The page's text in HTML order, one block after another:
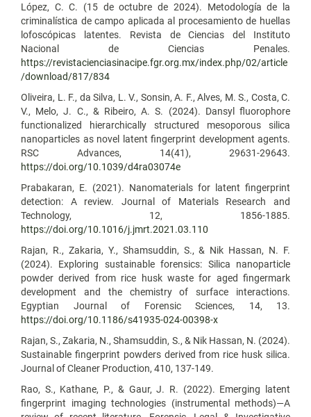
López, C. C. (15 de octubre de 2024). Metodología de la
criminalística de campo aplicada al procesamiento de huellas
lofoscópicas latentes. Revista de Ciencias del Instituto
Nacional de Ciencias Penales.
https://revistacienciasinacipe.fgr.org.mx/index.php/02/article
/download/817/834
Oliveira, L. F., da Silva, L. V., Sonsin, A. F., Alves, M. S., Costa, C.
V., Melo, J. C., & Ribeiro, A. S. (2024). Dansyl fluorophore
functionalized hierarchically structured mesoporous silica
nanoparticles as novel latent fingerprint development agents.
RSC Advances, 14(41), 29631-29643.
https://doi.org/10.1039/d4ra03074e
Prabakaran, E. (2021). Nanomaterials for latent fingerprint
detection: A review. Journal of Materials Research and
Technology, 12, 1856-1885.
https://doi.org/10.1016/j.jmrt.2021.03.110
Rajan, R., Zakaria, Y., Shamsuddin, S., & Nik Hassan, N. F.
(2024). Exploring sustainable forensics: Silica nanoparticle
powder derived from rice husk waste for aged fingermark
development and the chemistry of surface interactions.
Egyptian Journal of Forensic Sciences, 14, 13.
https://doi.org/10.1186/s41935-024-00398-x
Rajan, S., Zakaria, N., Shamsuddin, S., & Nik Hassan, N. (2024).
Sustainable fingerprint powders derived from rice husk silica.
Journal of Cleaner Production, 410, 137-149.
Rao, S., Kathane, P., & Gaur, J. R. (2022). Emerging latent
fingerprint imaging technologies (instrumental methods)—A